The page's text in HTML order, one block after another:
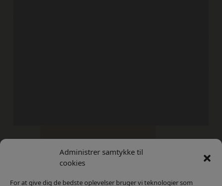
Administrer samtykke til
cookies
For at give dig de bedste oplevelser bruger vi teknologier som
Kontakt